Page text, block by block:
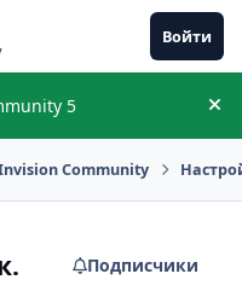
Войти
5
Community
Подписчики